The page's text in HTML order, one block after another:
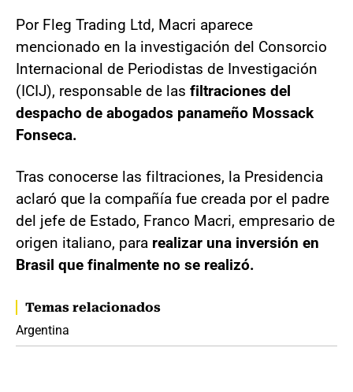
Por Fleg Trading Ltd, Macri aparece
mencionado en la investigación del Consorcio
Internacional de Periodistas de Investigación
(ICIJ), responsable de las filtraciones del
despacho de abogados panameño Mossack
Fonseca.
Tras conocerse las filtraciones, la Presidencia
aclaró que la compañía fue creada por el padre
del jefe de Estado, Franco Macri, empresario de
origen italiano, para realizar una inversión en
Brasil que finalmente no se realizó.
Temas relacionados
Argentina